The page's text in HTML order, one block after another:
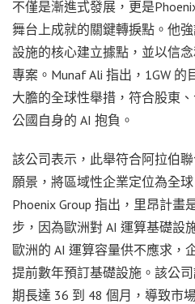
不僅是漸進式發展，更是
舞台上成就的關鍵轉捩點。他
設施的核心建立據點，並以信
專案。Munaf Ali 指出，1GW
大膽的全球性舉措，符合股東
公國自身的 AI 抱負。
該公司表示，此舉符合阿拉伯
願景，將區域性企業定位為全
Phoenix Group 指出，里昂計
步，因為歐洲對 AI 運算基礎設
歐洲的 AI 運算容量供不應求，
提前數年預訂基礎設施。該公
期長達 36 到 48 個月，導致市